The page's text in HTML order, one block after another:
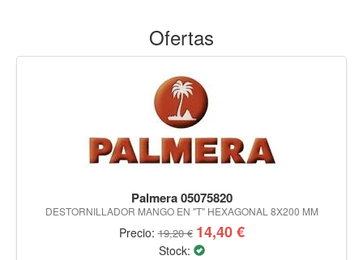
Ofertas
Palmera 05075820
DESTORNILLADOR MANGO EN "T" HEXAGONAL 8X200 MM
Precio:19,20 € 14,40 €
Stock: